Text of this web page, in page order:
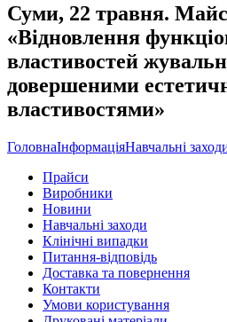
Суми, 22 травня.
«Відновлення
властивостей
довершеними
властивостями»
ГоловнаІнформаціяНавчальні
Прайси
Виробники
Новини
Навчальні заходи
Клінічні випадки
Питання-відповідь
Доставка та повернення
Контакти
Умови користування